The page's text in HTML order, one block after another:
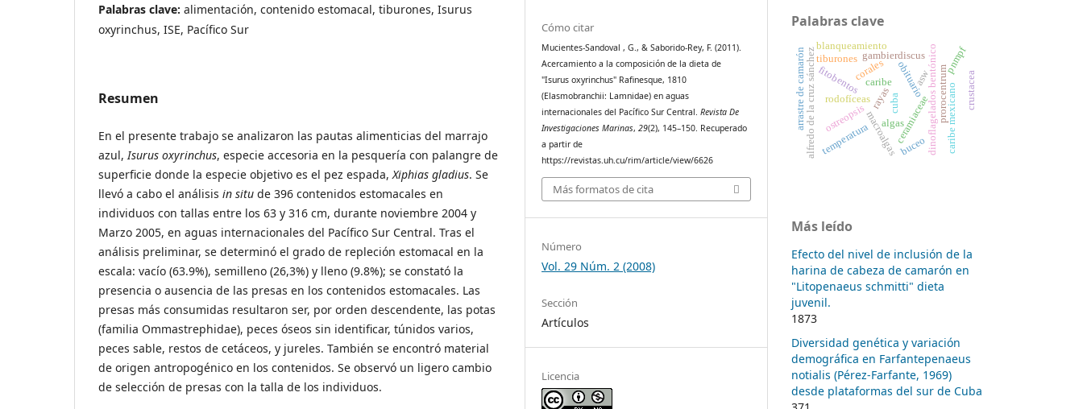
Palabras clave: alimentación, contenido estomacal, tiburones, Isurus
oxyrinchus, ISE, Pacífico Sur
Resumen
En el presente trabajo se analizaron las pautas alimenticias del marrajo
azul, Isurus oxyrinchus, especie accesoria en la pesquería con palangre de
superficie donde la especie objetivo es el pez espada,Xiphias gladius. Se
llevó a cabo el análisis in situ de 396 contenidos estomacales en
individuos con tallas entre los 63 y 316 cm, durante noviembre 2004 y
Marzo 2005, en aguas internacionales del Pacífico Sur Central. Tras el
análisis preliminar, se determinó el grado de repleción estomacal en la
escala: vacío (63.9%), semilleno (26,3%) y lleno (9.8%); se constató la
presencia o ausencia de las presas en los contenidos estomacales. Las
presas más consumidas resultaron ser, por orden descendente, las potas
(familia Ommastrephidae), peces óseos sin identificar, túnidos varios,
peces sable, restos de cetáceos, y jureles. También se encontró material
de origen antropogénico en los contenidos. Se observó un ligero cambio
de selección de presas con la talla de los individuos.
Cómo citar
Mucientes-Sandoval , G., & Saborido-Rey, F. (2011).
Acercamiento a la composición de la dieta de
"Isurus oxyrinchus" Rafinesque, 1810
(Elasmobranchii: Lamnidae) en aguas
internacionales del Pacífico Sur Central.Revista De
Investigaciones Marinas,29(2), 145–150. Recuperado
a partir de
https://revistas.uh.cu/rim/article/view/6626
Más formatos de cita
Número
Vol. 29 Núm. 2 (2008)
Sección
Artículos
Licencia
Palabras clave
caribe
ceramiaceae
macroalgas
rodofíceas
fitobentos obituario
alfredo de la cruz sánchez cuba dinoflagelados bentónico
gambierdiscus
ostreopsis prorocentrum
algas
blanqueamiento
corales pnmpf
tiburones
rayas
arrastre de camarón caribe mexicano
temperatura
asw
buceo
crustacea
Más leído
Efecto del nivel de inclusión de la
harina de cabeza de camarón en
"Litopenaeus schmitti" dieta
juvenil.
1873
Diversidad genética y variación
demográfica en Farfantepenaeus
notialis (Pérez-Farfante, 1969)
desde plataformas del sur de Cuba